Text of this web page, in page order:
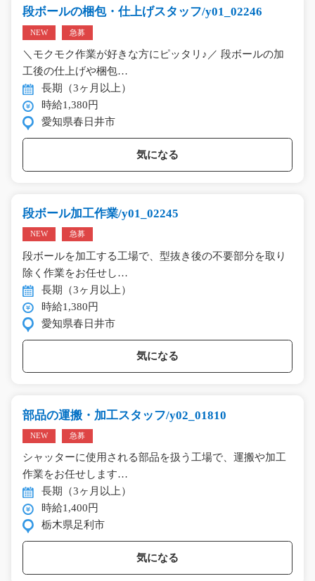
段ボールの梱包・仕上げスタッフ/y01_02246
NEW 急募
＼モクモク作業が好きな方にピッタリ♪／ 段ボールの加
工後の仕上げや梱包…
長期（3ヶ月以上）
時給1,380円
愛知県春日井市
気になる
段ボール加工作業/y01_02245
NEW 急募
段ボールを加工する工場で、型抜き後の不要部分を取り
除く作業をお任せし…
長期（3ヶ月以上）
時給1,380円
愛知県春日井市
気になる
部品の運搬・加工スタッフ/y02_01810
NEW 急募
シャッターに使用される部品を扱う工場で、運搬や加工
作業をお任せします…
長期（3ヶ月以上）
時給1,400円
栃木県足利市
気になる